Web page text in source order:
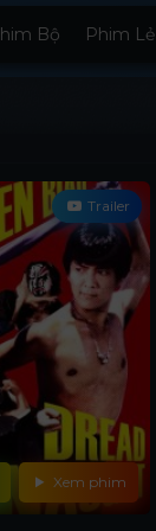
Bộ Phim Lẻ
Trailer
Xem phim